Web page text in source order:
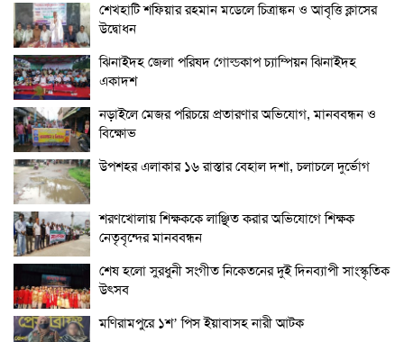
শেখহাটি শফিয়ার রহমান মডেলে চিত্রাঙ্কন ও আবৃত্তি ক্লাসের
উদ্বোধন
ঝিনাইদহ জেলা পরিষদ গোল্ডকাপ চ্যাম্পিয়ন ঝিনাইদহ
একাদশ
নড়াইলে মেজর পরিচয়ে প্রতারণার অভিযোগ, মানববন্ধন ও
বিক্ষোভ
উপশহর এলাকার ১৬ রাস্তার বেহাল দশা, চলাচলে দুর্ভোগ
শরণখোলায় শিক্ষককে লাঞ্ছিত করার অভিযোগে শিক্ষক
নেতৃবৃন্দের মানববন্ধন
শেষ হলো সুরধুনী সংগীত নিকেতনের দুই দিনব্যাপী সাংস্কৃতিক
উৎসব
মণিরামপুরে ১শ’ পিস ইয়াবাসহ নারী আটক